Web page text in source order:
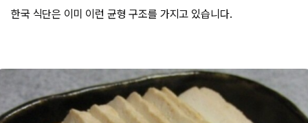
한국 식단은 이미 이런 균형 구조를 가지고 있습니다.